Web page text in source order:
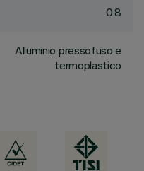
0.8
Alluminio pressofuso e
termoplastico